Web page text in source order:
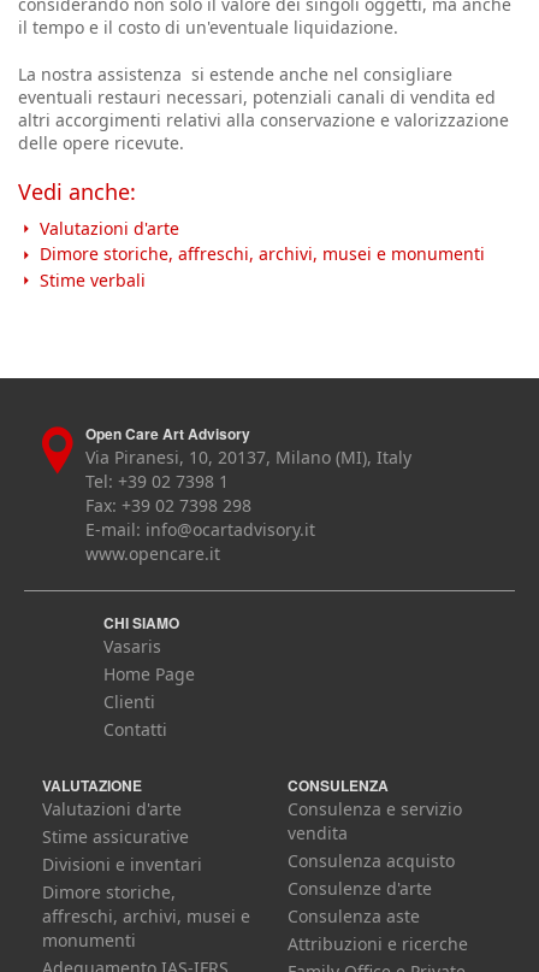
il tempo e il costo di un'eventuale liquidazione.
La nostra assistenza si estende anche nel consigliare
eventuali restauri necessari, potenziali canali di vendita ed
altri accorgimenti relativi alla conservazione e valorizzazione
delle opere ricevute.
Vedi anche:
Valutazioni d'arte
Dimore storiche, affreschi, archivi, musei e monumenti
Stime verbali
Open Care Art Advisory
Via Piranesi, 10, 20137, Milano (MI), Italy
Tel: +39 02 7398 1
Fax: +39 02 7398 298
E-mail: info@ocartadvisory.it
www.opencare.it
CHI SIAMO
Vasaris
Home Page
Clienti
Contatti
VALUTAZIONE
Valutazioni d'arte
Stime assicurative
Divisioni e inventari
Dimore storiche,
affreschi, archivi, musei e
monumenti
CONSULENZA
Consulenza e servizio
vendita
Consulenza acquisto
Consulenze d'arte
Consulenza aste
Attribuzioni e ricerche